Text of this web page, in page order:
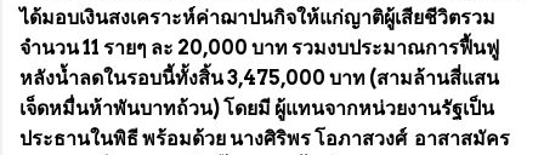
ได้มอบเงินสงเคราะห์ค่าฌาปนกิจให้แก่ญาติผู้เสียชีวิตรวม
จำนวน 11 รายๆ ละ 20,000 บาท รวมงบประมาณการฟื้นฟู
หลังน้ำลดในรอบนี้ทั้งสิ้น 3,475,000 บาท (สามล้านสี่แสน
เจ็ดหมื่นห้าพันบาทถ้วน) โดยมี ผู้แทนจากหน่วยงานรัฐเป็น
ประธานในพิธี พร้อมด้วย นางศิริพร โอภาสวงศ์ อาสาสมัคร